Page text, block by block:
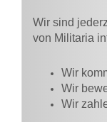
Wir sind
von Militaria
Wir
Wir
Wir